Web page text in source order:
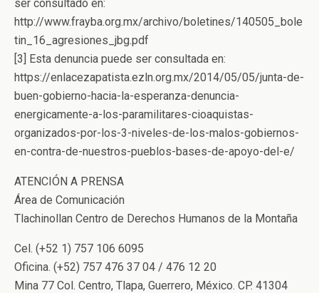
ser consultado en:
http://www.frayba.org.mx/archivo/boletines/140505_bole
tin_16_agresiones_jbg.pdf
[3] Esta denuncia puede ser consultada en:
https://enlacezapatista.ezln.org.mx/2014/05/05/junta-de-
buen-gobierno-hacia-la-esperanza-denuncia-
energicamente-a-los-paramilitares-cioaquistas-
organizados-por-los-3-niveles-de-los-malos-gobiernos-
en-contra-de-nuestros-pueblos-bases-de-apoyo-del-e/
ATENCIÓN A PRENSA
Área de Comunicación
Tlachinollan Centro de Derechos Humanos de la Montaña
Cel. (+52 1) 757 106 6095
Oficina. (+52) 757 476 37 04 / 476 12 20
Mina 77 Col. Centro, Tlapa, Guerrero, México. CP. 41304